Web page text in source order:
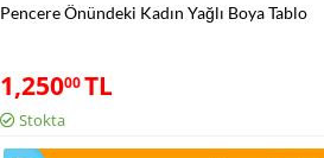
Pencere Önündeki Kadın Yağlı Boya Tablo
1,25000 TL
Stokta